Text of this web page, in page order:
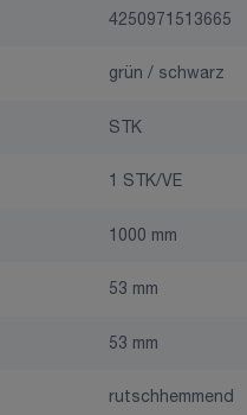
4250971513665
grün / schwarz
STK
1 STK/VE
1000 mm
53 mm
53 mm
rutschhemmend